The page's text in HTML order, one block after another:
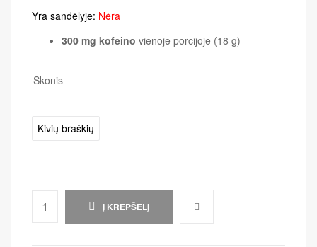
Yra sandėlyje: Nėra
300 mg kofeino vienoje porcijoje (18 g)
Skonis
Kivių braškių
Į KREPŠELĮ